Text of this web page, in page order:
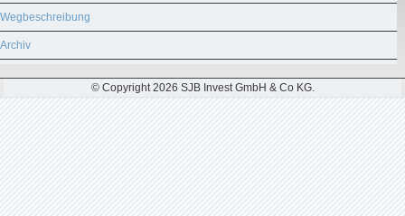
Wegbeschreibung
Archiv
© Copyright 2026 SJB Invest GmbH & Co KG.